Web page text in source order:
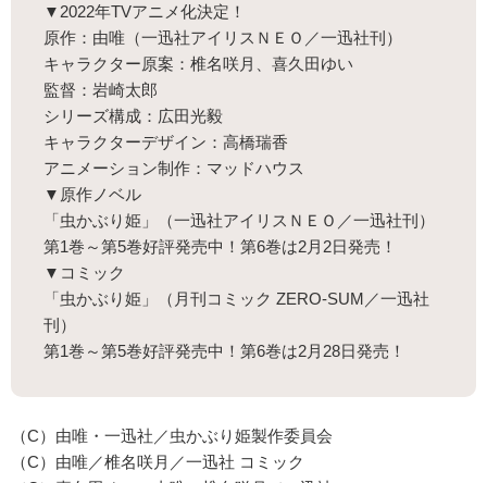
▼2022年TVアニメ化決定！
原作：由唯（一迅社アイリスＮＥＯ／一迅社刊）
キャラクター原案：椎名咲月、喜久田ゆい
監督：岩崎太郎
シリーズ構成：広田光毅
キャラクターデザイン：高橋瑞香
アニメーション制作：マッドハウス
▼原作ノベル
「虫かぶり姫」（一迅社アイリスＮＥＯ／一迅社刊）
第1巻～第5巻好評発売中！第6巻は2月2日発売！
▼コミック
「虫かぶり姫」（月刊コミック ZERO-SUM／一迅社
刊）
第1巻～第5巻好評発売中！第6巻は2月28日発売！
（C）由唯・一迅社／虫かぶり姫製作委員会
（C）由唯／椎名咲月／一迅社 コミック